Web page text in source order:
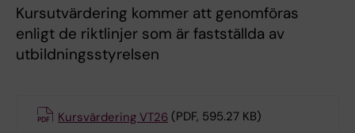
Kursutvärdering kommer att genomföras
enligt de riktlinjer som är fastställda av
utbildningsstyrelsen
Kursvärdering VT26 (PDF, 595.27 KB)